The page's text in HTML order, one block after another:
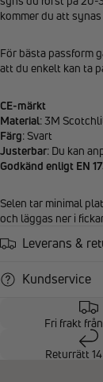
kommer du att
För bästa passform
att du enkelt kan ta
CE-märkt
Material: 3M
Färg: Svart
Justerbar: Du kan
Godkänd enligt EN
Selen tar minimal
och läggas ner i
Leverans &
Kundservice
Fri frakt
Returrätt